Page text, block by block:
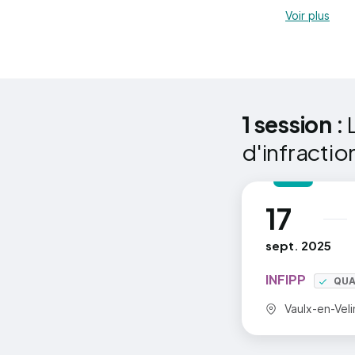
et
Voir plus
1 session :
17
sept. 2025
au
INFIPP
Commune :
Vaulx-en-